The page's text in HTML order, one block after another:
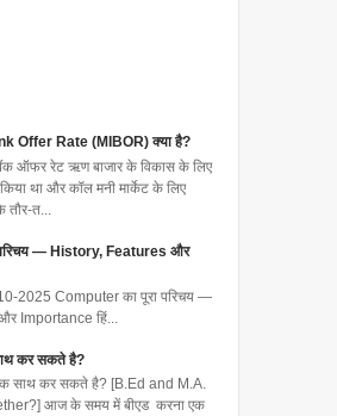
Offer Rate (MIBOR) क्या है?
ऑफर रेट ऋण बाजार के विकास के लिए
था और कॉल मनी मार्केट के लिए
त...
— History, Features और
2025 Computer का पूरा परिचय —
Importance हिं...
कर सकते है?
साथ कर सकते है? [B.Ed and M.A.
आज के समय में बीएड करना एक